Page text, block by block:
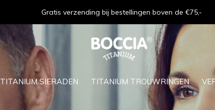
TITANIUM SIERADEN TITANIUM TROUWRINGEN
Gratis verzending bij bestellingen boven de €75,-